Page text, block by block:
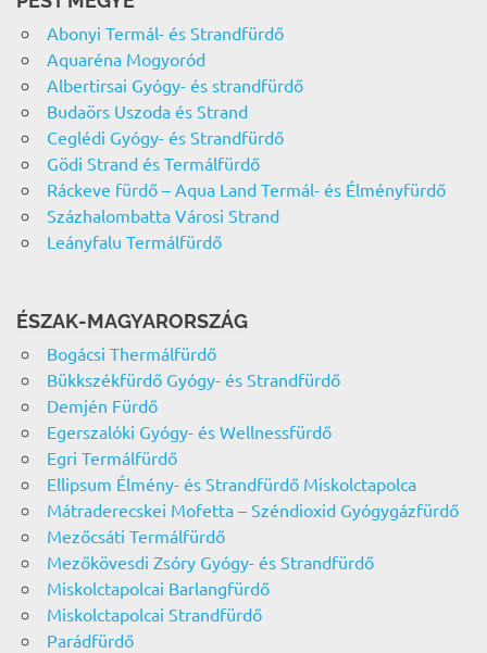
Abonyi Termál- és Strandfürdő
Aquaréna Mogyoród
Albertirsai Gyógy- és strandfürdő
Budaörs Uszoda és Strand
Ceglédi Gyógy- és Strandfürdő
Gödi Strand és Termálfürdő
Ráckeve fürdő – Aqua Land Termál- és Élményfürdő
Százhalombatta Városi Strand
Leányfalu Termálfürdő
ÉSZAK-MAGYARORSZÁG
Bogácsi Thermálfürdő
Bükkszékfürdő Gyógy- és Strandfürdő
Demjén Fürdő
Egerszalóki Gyógy- és Wellnessfürdő
Egri Termálfürdő
Ellipsum Élmény- és Strandfürdő Miskolctapolca
Mátraderecskei Mofetta – Széndioxid Gyógygázfürdő
Mezőcsáti Termálfürdő
Mezőkövesdi Zsóry Gyógy- és Strandfürdő
Miskolctapolcai Barlangfürdő
Miskolctapolcai Strandfürdő
Parádfürdő